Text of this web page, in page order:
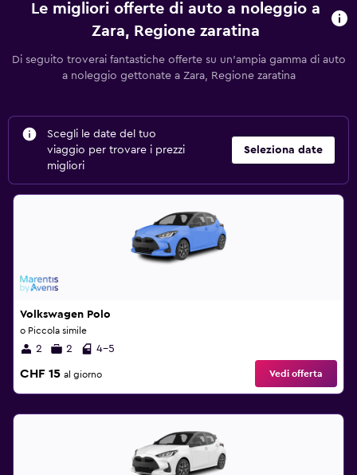
Le migliori offerte di auto a noleggio a
Zara, Regione zaratina
Di seguito troverai fantastiche offerte su un'ampia gamma di auto
a noleggio gettonate a Zara, Regione zaratina
Scegli le date del tuo
viaggio per trovare i prezzi
migliori
Seleziona date
Volkswagen Polo
o Piccola simile
2 2 4-5
CHF 15 al giorno Vedi offerta